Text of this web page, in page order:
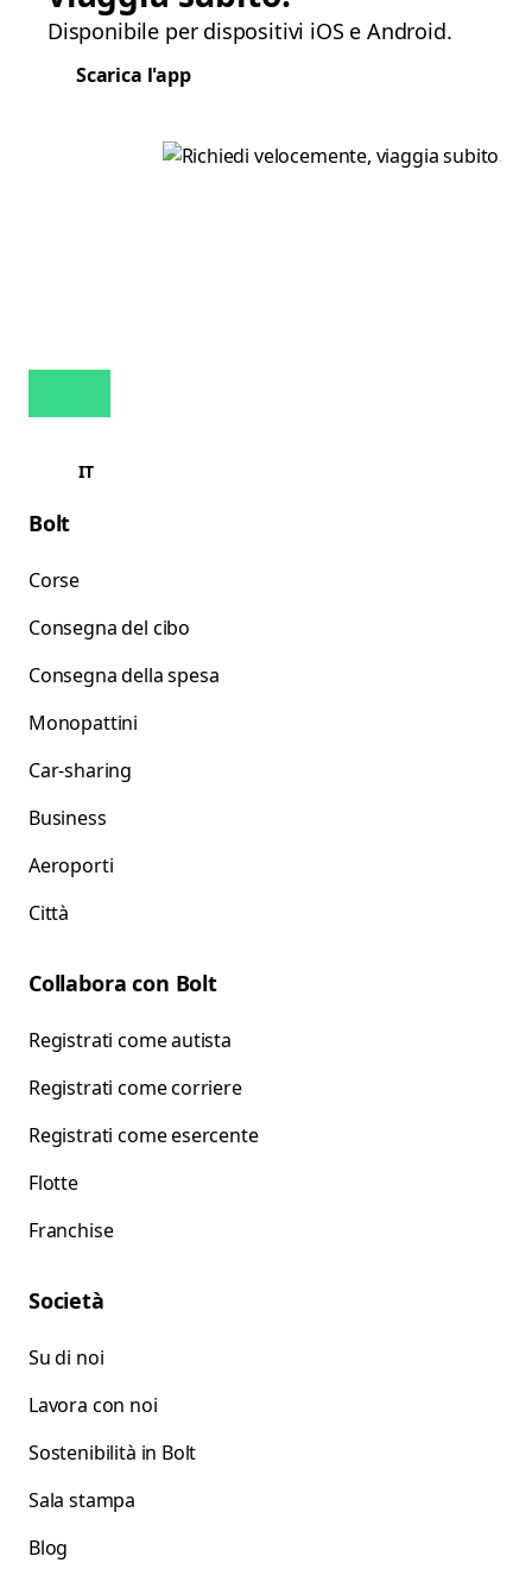
Disponibile per dispositivi iOS e Android.
Scarica l'app
IT
Bolt
Corse
Consegna del cibo
Consegna della spesa
Monopattini
Car-sharing
Business
Aeroporti
Città
Collabora con Bolt
Registrati come autista
Registrati come corriere
Registrati come esercente
Flotte
Franchise
Società
Su di noi
Lavora con noi
Sostenibilità in Bolt
Sala stampa
Blog